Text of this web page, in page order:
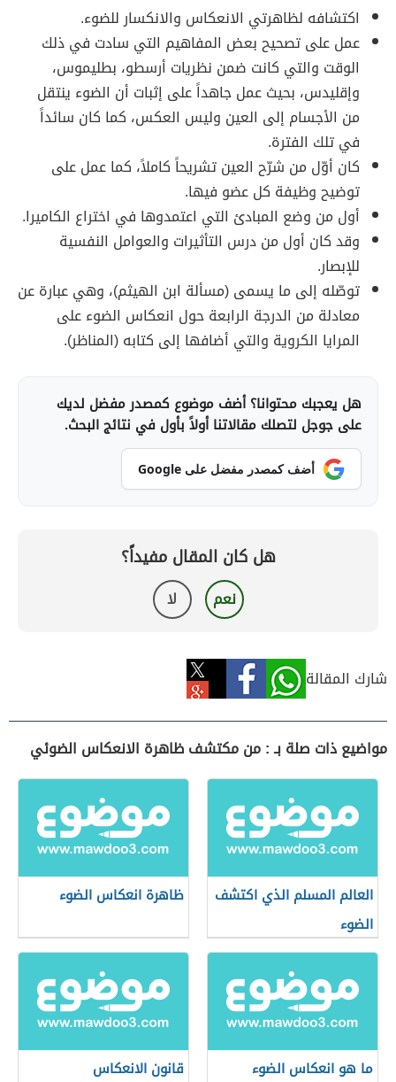
اكتشافه لظاهرتي الانعكاس والانكسار للضوء.
عمل على تصحيح بعض المفاهيم التي سادت في ذلك
الوقت والتي كانت ضمن نظريات أرسطو، بطليموس،
وإقليدس، بحيث عمل جاهداً على إثبات أن الضوء ينتقل
من الأجسام إلى العين وليس العكس، كما كان سائداً
في تلك الفترة.
كان أوّل من شرّح العين تشريحاً كاملاً، كما عمل على
توضيح وظيفة كل عضو فيها.
أول من وضع المبادئ التي اعتمدوها في اختراع الكاميرا.
وقد كان أول من درس التأثيرات والعوامل النفسية
للإبصار.
توصّله إلى ما يسمى (مسألة ابن الهيثم)، وهي عبارة عن
معادلة من الدرجة الرابعة حول انعكاس الضوء على
المرايا الكروية والتي أضافها إلى كتابه (المناظر).
هل يعجبك محتوانا؟ أضف موضوع كمصدر مفضل لديك
على جوجل لتصلك مقالاتنا أولاً بأول في نتائج البحث.
أضف كمصدر مفضل على Google
هل كان المقال مفيداً؟
نعم لا
شارك المقالة
مواضيع ذات صلة بـ : من مكتشف ظاهرة الانعكاس الضوئي
العالم المسلم الذي اكتشف
الضوء
ظاهرة انعكاس الضوء
ما هو انعكاس الضوء قانون الانعكاس